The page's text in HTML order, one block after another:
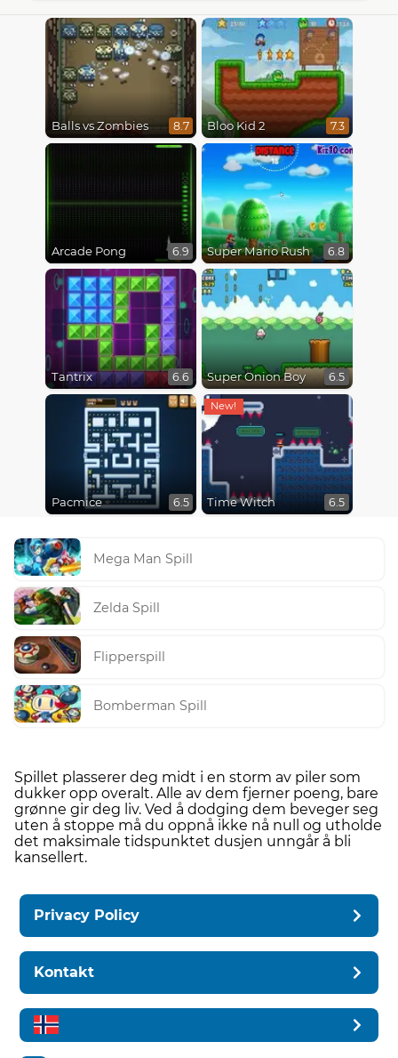
Balls vs Zombies 8.7 Bloo Kid 2 7.3
Arcade Pong 6.9 Super Mario Rush 6.8
Tantrix 6.6 Super Onion Boy 6.5
Pacmice 6.5 Time Witch 6.5
Mega Man Spill
Zelda Spill
Flipperspill
Bomberman Spill
Spillet plasserer deg midt i en storm av piler som
dukker opp overalt. Alle av dem fjerner poeng, bare
grønne gir deg liv. Ved å dodging dem beveger seg
uten å stoppe må du oppnå ikke nå null og utholde
det maksimale tidspunktet dusjen unngår å bli
kansellert.
Privacy Policy
Kontakt